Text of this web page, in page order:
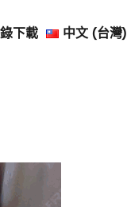
下載 中文 (台灣)